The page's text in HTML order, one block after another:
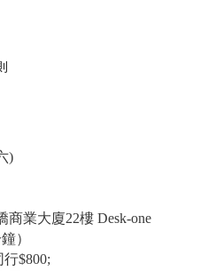
)
商業大廈22樓 Desk-one
）
行$800;